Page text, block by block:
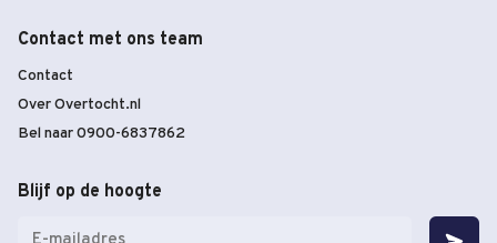
Contact met ons team
Contact
Over Overtocht.nl
Bel naar 0900-6837862
Blijf op de hoogte
mailadres